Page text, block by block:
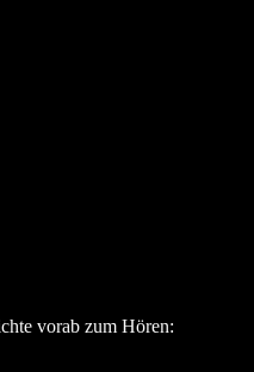
vorab zum Hören: